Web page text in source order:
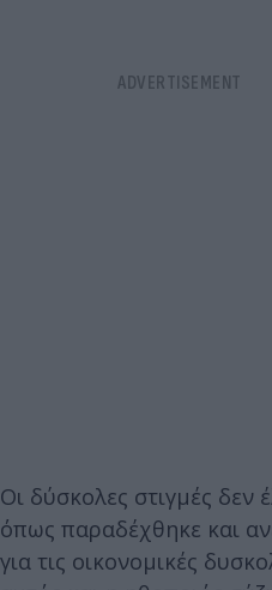
Οι δύσκολες στιγμές δεν
όπως παραδέχθηκε και
για τις οικονομικές